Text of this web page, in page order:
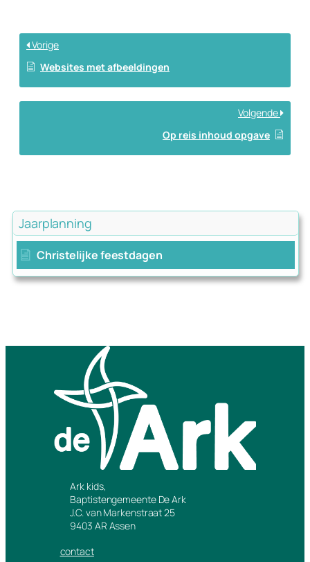
Vorige
Websites met afbeeldingen
Volgende
Op reis inhoud opgave
Jaarplanning
Christelijke feestdagen
Ark kids,
Baptistengemeente De Ark
J.C. van Markenstraat 25
9403 AR Assen
contact